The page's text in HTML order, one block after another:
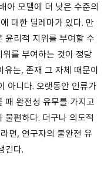
아 모델에 더 낮은 수준의
대한 딜레마가 있다. 만
윤리적 지위를 부여할 수
를 부여하는 것이 정당
유는, 존재 그 자체 때문이
아니다. 오랫동안 인류가
때 완전성 유무를 가지고
불편하다. 더구나 의도적
면, 연구자의 불완전 유
긴다.